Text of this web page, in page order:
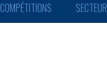
COMPÉTITIONS